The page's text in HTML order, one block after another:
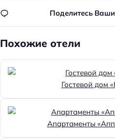
Парковка
Главное
Парковка
Поделитесь
Похожие отели
Гостевой дом
Апартаменты